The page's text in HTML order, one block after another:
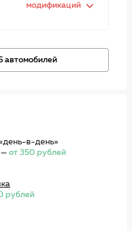
модификаций
автомобилей
в-день»
— от 350 рублей
рублей